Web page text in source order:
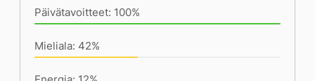
Päivätavoitteet: 100%
Mieliala: 42%